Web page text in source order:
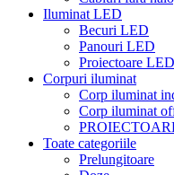
Iluminat LED
Becuri LED
Panouri LED
Proiectoare LED
Corpuri iluminat
Corp iluminat
Corp iluminat
Toate categoriile
Prelungitoare